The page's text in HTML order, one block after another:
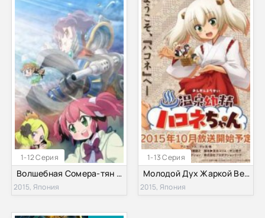
1-12 Серия
Волшебная Сомера-тян (2015)
2015, Япония
1-13 Серия
Молодой Дух Жаркой Весны Хаконэ-чан / Молодой дух горячих источников Хаконе-тян (2015)
2015, Япония